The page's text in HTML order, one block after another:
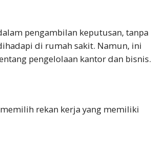
pengambilan keputusan, tanpa
di rumah sakit. Namun, ini
pengelolaan kantor dan bisnis.
rekan kerja yang memiliki